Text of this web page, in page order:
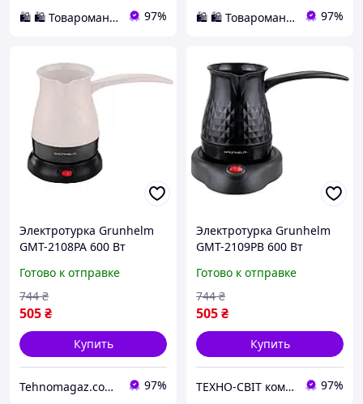
🛍️ 🛍️ Товаромания 🛍️ 🛍️ 97% 🛍️ 🛍️ Товаромания 🛍️ 🛍️ 97%
Электротурка Grunhelm
GMT-2108PA 600 Вт
Готово к отправке
505₴
744 ₴
Купить
Tehnomagaz.com.ua - это передовой интернет-магазин, специализирующийся на продаже техники 97%
Электротурка Grunhelm
GMT-2109PB 600 Вт
Готово к отправке
505₴
744 ₴
Купить
ТЕХНО-СВІТ компьютерна техніка, мобільні аксесуари, електронна техніка та багато іншого. 97%